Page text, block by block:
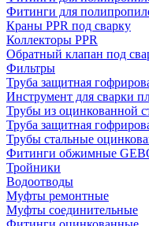
Фитинги для
Краны PPR под сварку
Коллекторы PPR
Обратный клапан под
Фильтры
Труба защитная
Инструмент для сварки
Трубы из оцинкованной
Труба защитная
Трубы стальные
Фитинги обжимные
Тройники
Водоотводы
Муфты ремонтные
Муфты соединительные